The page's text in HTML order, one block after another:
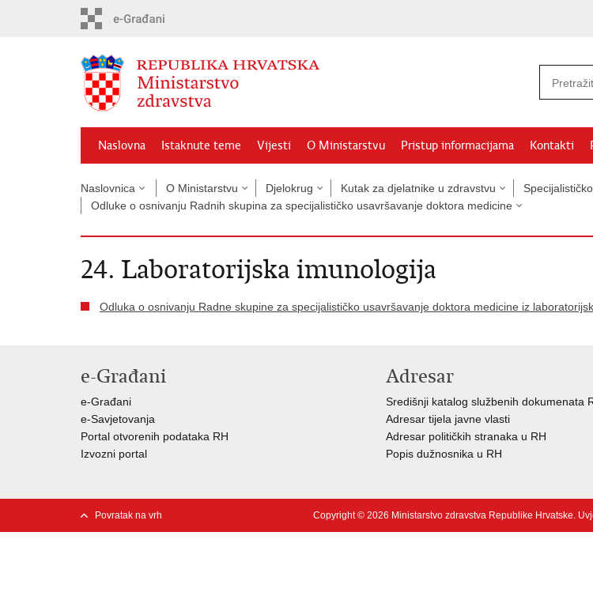
Naslovna Istaknute teme Vijesti O Ministarstvu Pristup informacijama Kontakti
Naslovnica O Ministarstvu Djelokrug Kutak za djelatnike u zdravstvu
Odluke o osnivanju Radnih skupina za specijalističko usavršavanje doktora medicine
24. Laboratorijska imunologija
Odluka o osnivanju Radne skupine za specijalističko usavršavanje doktora medicine iz
e-Građani
e-Građani
e-Savjetovanja
Portal otvorenih podataka RH
Izvozni portal
Adresar
Središnji katalog službenih dokumenata
Adresar tijela javne vlasti
Adresar političkih stranaka u RH
Popis dužnosnika u RH
Povratak na vrh Copyright © 2026 Ministarstvo zdravstva Republike Hrvatske.